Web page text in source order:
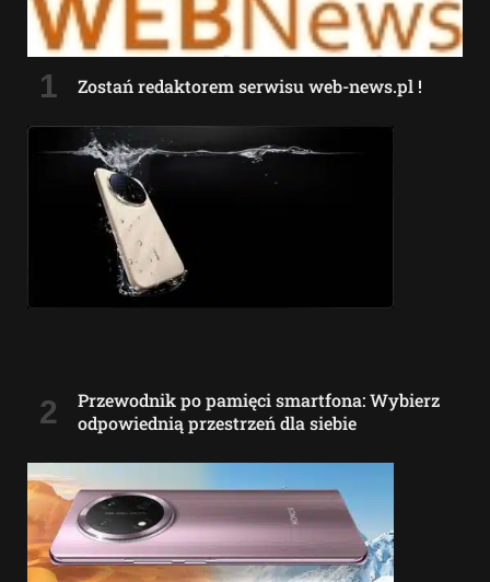
Zostań redaktorem serwisu web-news.pl !
Przewodnik po pamięci smartfona: Wybierz
odpowiednią przestrzeń dla siebie